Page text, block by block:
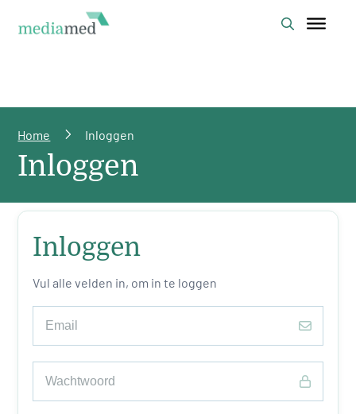
Home Inloggen
Inloggen
Inloggen
Vul alle velden in, om in te loggen